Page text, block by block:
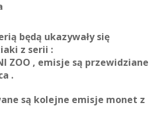
będą ukazywały się
z serii :
ZOO , emisje są przewidziane
.
są kolejne emisje monet z